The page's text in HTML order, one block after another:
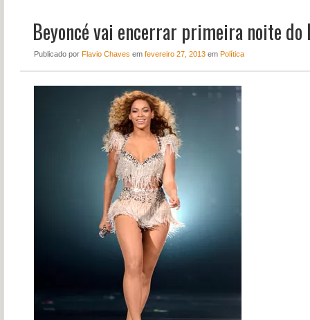
NOTÍCIAS PERFIL
CONTATO
Beyoncé vai encerrar primeira noite do
Publicado por Flavio Chaves em fevereiro 27, 2013em Política